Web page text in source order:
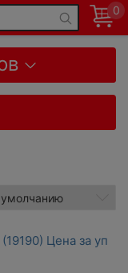
0
Цена за уп